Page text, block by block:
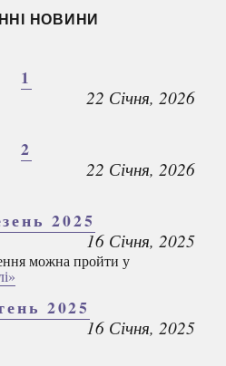
НОВИНИ
1
22 Січня, 2026
2
22 Січня, 2026
2025
16 Січня, 2025
можна пройти у
2025
16 Січня, 2025